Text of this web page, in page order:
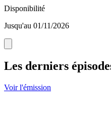
Disponibilité
Jusqu'au 01/11/2026
Les derniers
Voir l'émission